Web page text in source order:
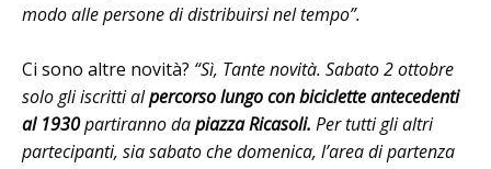
modo alle persone di distribuirsi nel tempo”.
Ci sono altre novità? “Sì, Tante novità. Sabato 2 ottobre
solo gli iscritti alpercorso lungo con biciclette antecedenti
al 1930partiranno dapiazza Ricasoli. Per tutti gli altri
partecipanti, sia sabato che domenica, l’area di partenza